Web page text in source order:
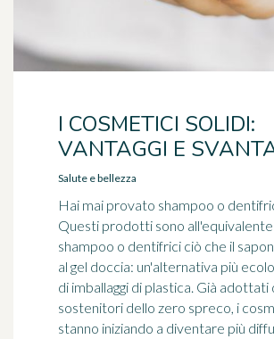
I COSMETICI SOLIDI:
VANTAGGI E
Salute e bellezza
Hai mai provato shampoo o
Questi prodotti sono all'equivalente
shampoo o dentifrici ciò che il
al gel doccia: un'alternativa più
di imballaggi di plastica. Già adottati
sostenitori dello zero spreco, i
stanno iniziando a diventare più